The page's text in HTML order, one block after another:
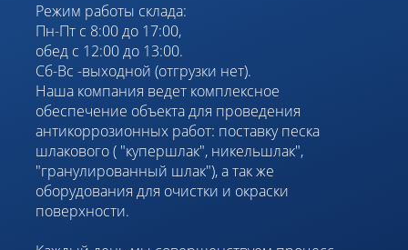
Режим работы склада:
Пн-Пт с 8:00 до 17:00,
обед с 12:00 до 13:00.
Сб-Вс -выходной (отгрузки нет).
Наша компания ведет комплексное
обеспечение объекта для проведения
антикоррозионных работ: поставку песка
шлакового ( "купершлак", никельшлак",
"гранулированный шлак"), а так же
оборудования для очистки и окраски
поверхности.